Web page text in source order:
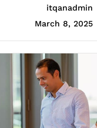
itqanadmin
March 8, 2025